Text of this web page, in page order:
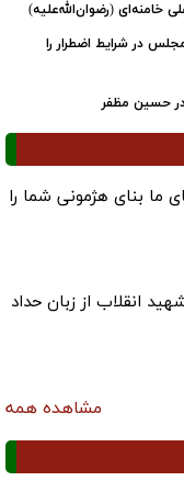
خامنه‌ای (رضوان‌الله‌علیه)
در شرایط اضطرار را
حسین مظفر
ما بنای هژمونی شما را
انقلاب از زبان حداد
مشاهده همه